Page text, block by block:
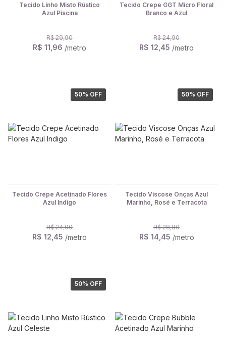
Tecido Linho Misto Rústico
Azul Piscina
R$ 29,90
R$ 11,96 /metro
Tecido Crepe GGT Micro Floral
Branco e Azul
R$ 24,90
R$ 12,45 /metro
50% OFF
Tecido Crepe Acetinado Flores
Azul Indigo
R$ 24,90
R$ 12,45 /metro
50% OFF
Tecido Viscose Onças Azul
Marinho, Rosé e Terracota
R$ 28,90
R$ 14,45 /metro
50% OFF